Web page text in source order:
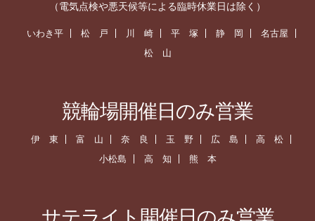
（電気点検や悪天候等による臨時休業日は除く）
いわき平 松 戸 川 崎 平 塚 静 岡
名古屋
松 山
競輪場開催日のみ営業
伊 東 富 山 奈 良 玉 野 広 島
高 松
小松島
高 知 熊 本